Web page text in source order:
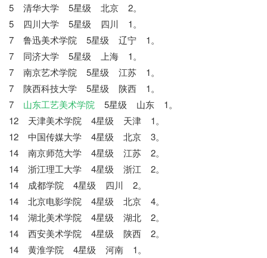
5 清华大学 5星级 北京 2。
5 四川大学 5星级 四川 1。
7 鲁迅美术学院 5星级 辽宁 1。
7 同济大学 5星级 上海 1。
7 南京艺术学院 5星级 江苏 1。
7 陕西科技大学 5星级 陕西 1。
7 山东工艺美术学院 5星级 山东 1。
12 天津美术学院 4星级 天津 1。
12 中国传媒大学 4星级 北京 3。
14 南京师范大学 4星级 江苏 2。
14 浙江理工大学 4星级 浙江 2。
14 成都学院 4星级 四川 2。
14 北京电影学院 4星级 北京 4。
14 湖北美术学院 4星级 湖北 2。
14 西安美术学院 4星级 陕西 2。
14 黄淮学院 4星级 河南 1。